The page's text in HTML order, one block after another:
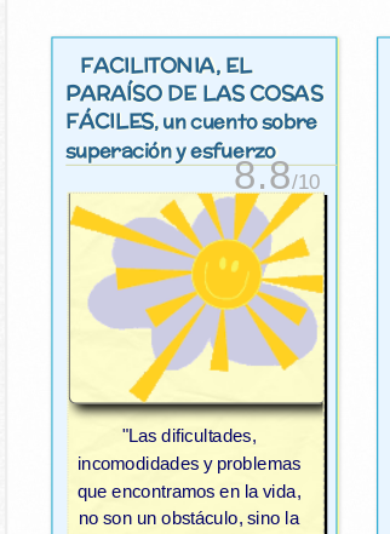
FACILITONIA, EL
PARAÍSO DE LAS COSAS
FÁCILES, un cuento sobre
superación y esfuerzo
8.8/10
"Las dificultades,
incomodidades y problemas
que encontramos en la vida,
no son un obstáculo, sino la